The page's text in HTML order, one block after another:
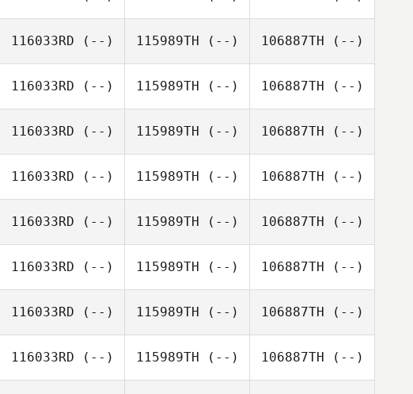
116033RD (--) 115989TH (--) 106887TH (--)
116033RD (--) 115989TH (--) 106887TH (--)
116033RD (--) 115989TH (--) 106887TH (--)
116033RD (--) 115989TH (--) 106887TH (--)
116033RD (--) 115989TH (--) 106887TH (--)
116033RD (--) 115989TH (--) 106887TH (--)
116033RD (--) 115989TH (--) 106887TH (--)
116033RD (--) 115989TH (--) 106887TH (--)